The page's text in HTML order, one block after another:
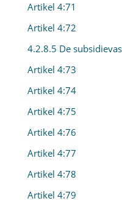
Artikel 4:71
Artikel 4:72
4.2.8.5 De
Artikel 4:73
Artikel 4:74
Artikel 4:75
Artikel 4:76
Artikel 4:77
Artikel 4:78
Artikel 4:79